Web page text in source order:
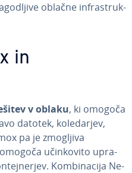
oblačne in­fra­struk­
in
v oblaku, ki omogoča
datotek, ko­le­dar­jev,
pa je zmogljiva
učin­ko­vi­to upra­
Kom­bi­na­ci­ja Ne­